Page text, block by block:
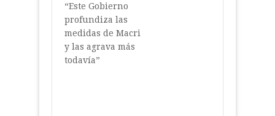
“Este Gobierno
profundiza las
medidas de Macri
y las agrava más
todavía”